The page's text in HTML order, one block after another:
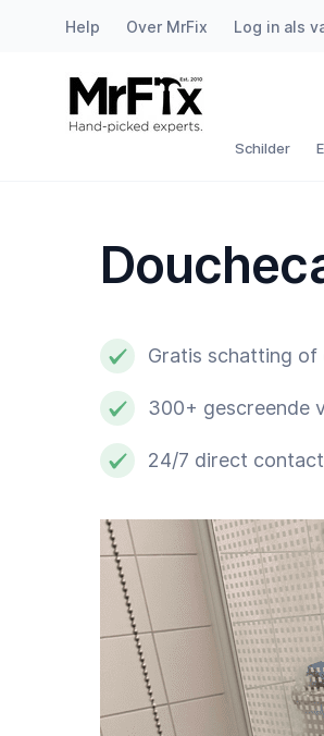
Help Over MrFix Log in als
Schilder
Schilder
Loodgieter
Slotenmaker
Witgoedmonteur
Hovenier
Schoonmaker
Computer expert
Gratis schatting
300+ gescreende
24/7 direct